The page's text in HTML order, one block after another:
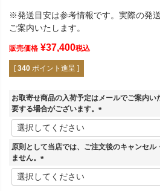
※発送目安は参考情報です。実際の発
ご案内いたします。
販売価格 ¥37,400税込
[ 340 ポイント進呈 ]
お取寄せ商品の入荷予定はメールでご案内
要する場合がございます。
(
須
原則として当店では、ご注文後のキャンセル
ません。
(
必